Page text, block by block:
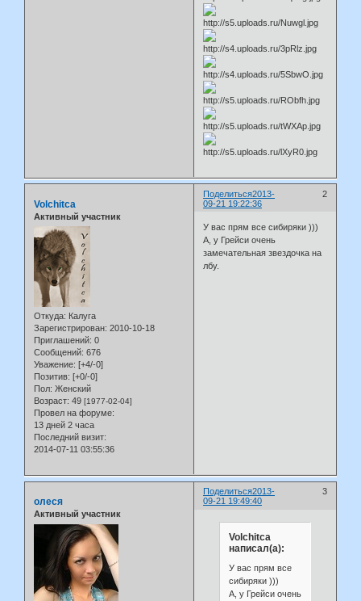
Поделиться 2
2013-
09-21 19:22:36
Volchitca
Активный участник
Откуда: Калуга
Зарегистрирован: 2010-10-18
Приглашений: 0
Сообщений: 676
Уважение: [+4/-0]
Позитив: [+0/-0]
Пол: Женский
Возраст: 49 [1977-02-04]
Провел на форуме:
13 дней 2 часа
Последний визит:
2014-07-11 03:55:36
У вас прям все сибиряки )))
А, у Грейси очень
замечательная звездочка на
лбу.
Поделиться 3
2013-
09-21 19:49:40
олеся
Активный участник
Volchitca
написал(а):
У вас прям все
сибиряки )))
А, у Грейси очень